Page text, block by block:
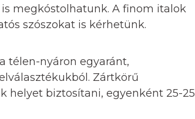
megkóstolhatunk. A finom italok
szószokat is kérhetünk.
télen-nyáron egyaránt,
Zártkörű
helyet biztosítani, egyenként 25-25